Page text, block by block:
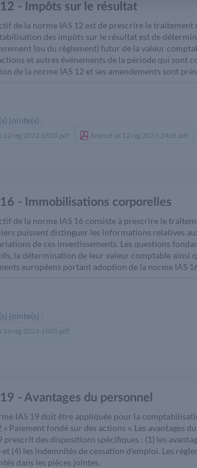
12 - Impôts sur le résultat
de la norme IAS 12 est de prescrire le
des impôts sur le résultat est de
(ou du règlement) futur de la valeur
et autres événements de la période qui sont
de la norme IAS 12 et ses amendements sont
jointe(s) :
12 reg 2023-1803.pdf Amend ias 12 reg 2023-2468.pdf
16 - Immobilisations corporelles
de la norme IAS 16 consiste à prescrire le
puissent distinguer les informations relatives
de ces investissements. Les questions
la détermination de leur valeur comptable ainsi
européens portant adoption de la norme IAS
jointe(s) :
16 reg 2023-1803.pdf
19 - Avantages du personnel
IAS 19 doit être appliquée pour la
« Paiement fondé sur des actions ». Les avantages
prescrit des dispositions spécifiques : (1) les
(4) les indemnités de cessation d'emploi. Les
dans les pièces jointes.